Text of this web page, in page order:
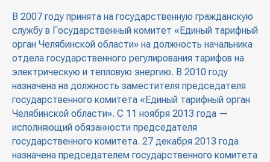
В 2007 году принята на государственную гражданскую
службу в Государственный комитет «Единый тарифный
орган Челябинской области» на должность начальника
отдела государственного регулирования тарифов на
электрическую и тепловую энергию. В 2010 году
назначена на должность заместителя председателя
государственного комитета «Единый тарифный орган
Челябинской области». С 11 ноября 2013 года —
исполняющий обязанности председателя
государственного комитета. 27 декабря 2013 года
назначена председателем государственного комитета